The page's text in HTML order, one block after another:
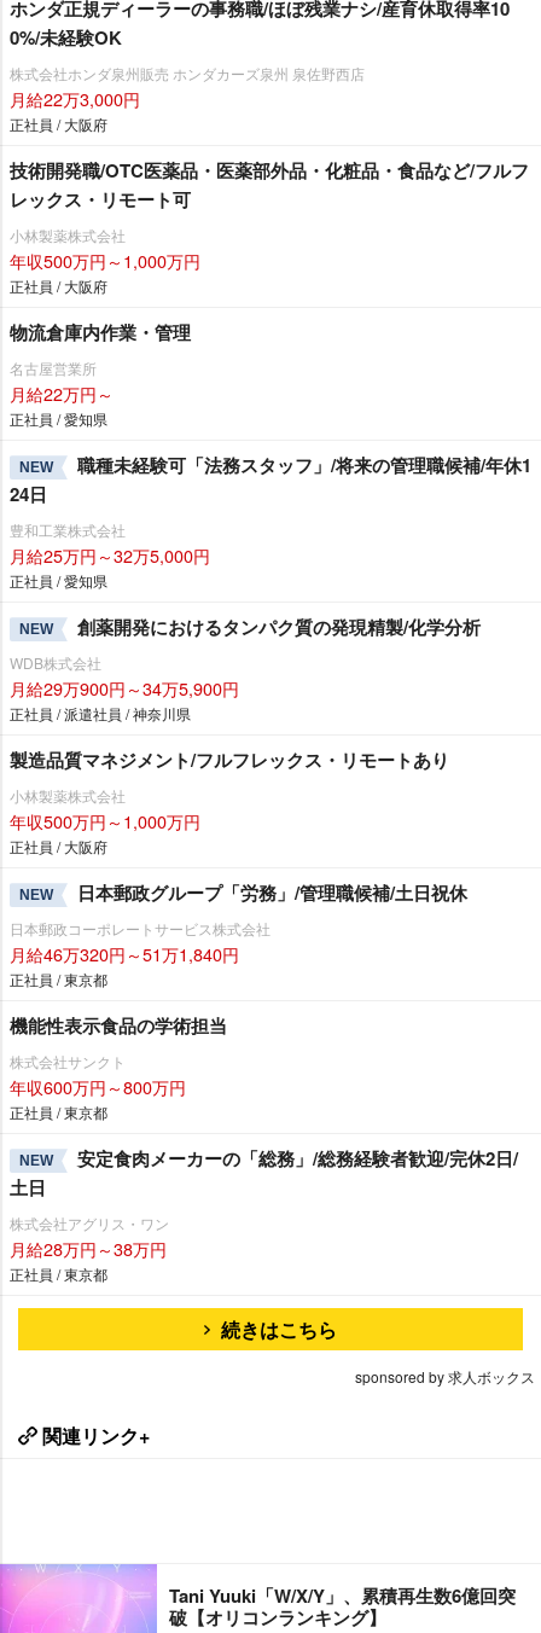
ホンダ正規ディーラーの事務職/ほぼ残業ナシ/産育休取得率10
0%/未経験OK
株式会社ホンダ泉州販売 ホンダカーズ泉州 泉佐野西店
月給22万3,000円
正社員 / 大阪府
技術開発職/OTC医薬品・医薬部外品・化粧品・食品など/フルフ
レックス・リモート可
小林製薬株式会社
年収500万円～1,000万円
正社員 / 大阪府
物流倉庫内作業・管理
名古屋営業所
月給22万円～
正社員 / 愛知県
NEW
職種未経験可「法務スタッフ」/将来の管理職候補/年休1
24日
豊和工業株式会社
月給25万円～32万5,000円
正社員 / 愛知県
NEW 創薬開発におけるタンパク質の発現精製/化学分析
WDB株式会社
月給29万900円～34万5,900円
正社員 / 派遣社員 / 神奈川県
製造品質マネジメント/フルフレックス・リモートあり
小林製薬株式会社
年収500万円～1,000万円
正社員 / 大阪府
NEW 日本郵政グループ「労務」/管理職候補/土日祝休
日本郵政コーポレートサービス株式会社
月給46万320円～51万1,840円
正社員 / 東京都
機能性表示食品の学術担当
株式会社サンクト
年収600万円～800万円
正社員 / 東京都
NEW
安定食肉メーカーの「総務」/総務経験者歓迎/完休2日/
土日
株式会社アグリス・ワン
月給28万円～38万円
正社員 / 東京都
続きはこちら
sponsored by 求人ボックス
関連リンク+
Tani Yuuki「W/X/Y」、累積再生数6億回突
破【オリコンランキング】